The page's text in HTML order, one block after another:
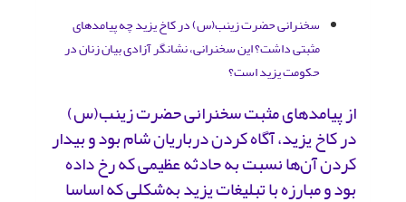
سخنرانی حضرت زینب(س) در کاخ یزید چه پیامدهای
مثبتی داشت؟ این سخنرانی، نشانگر آزادی بیان زنان در
حکومت یزید است؟
از پیامدهای مثبت سخنرانی حضرت زینب(س)
در کاخ یزید، آگاه کردن درباریان شام بود و بیدار
کردن آن‌ها نسبت به حادثه عظیمی که رخ داده
بود و مبارزه با تبلیغات یزید به‌شکلی که اساسا